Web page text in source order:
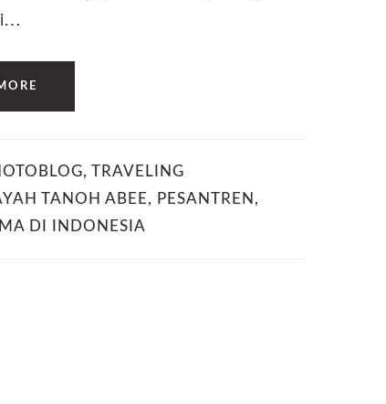
, TRAVELING
TANOH ABEE, PESANTREN ,
DI INDONESIA